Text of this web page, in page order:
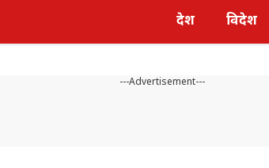
देश विदेश
---Advertisement---